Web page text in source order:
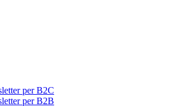
per B2C
per B2B